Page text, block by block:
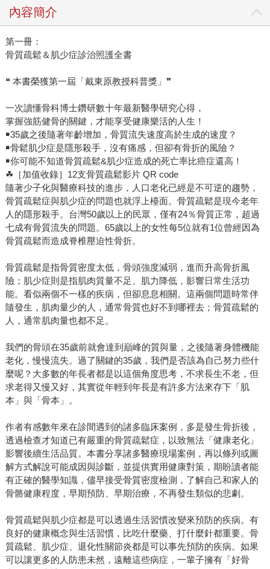
內容簡介
第一冊：
骨質疏鬆＆肌少症診治照護全書
❝ 本書榮獲第一屆「戴東原教授科普獎」❞
一次讀懂骨科博士鑽研數十年最新醫學研究心得，
掌握強筋健骨的關鍵，才能享受健康樂活的人生！
￭35歲之後隨著年齡增加，骨質流失速度高於生成的速度？
￭骨鬆肌少症是隱形殺手，沒有痛感，但卻有骨折的風險？
￭你可能不知道骨質疏鬆&肌少症造成的死亡率比癌症還高！
☘［加值收錄］12支骨質疏鬆影片 QR code
隨著少子化與醫療科技的進步，人口老化已經是不可逆的趨勢，
骨質疏鬆症與肌少症的問題也就浮上檯面。骨質疏鬆是現今老年
人的隱形殺手。台灣50歲以上的民眾，僅有24％骨質正常，超過
七成有骨質流失的問題。65歲以上的女性每5位就有1位曾經因為
骨質疏鬆而造成脊椎壓迫性骨折。
骨質疏鬆是指骨質密度太低，骨頭強度減弱，進而升高骨折風
險；肌少症則是指肌肉質量不足、肌力降低，影響日常生活功
能。看似兩個不一樣的疾病，但卻息息相關。這兩個問題時常伴
隨發生，肌肉量少的人，通常骨質也好不到哪裡去；骨質疏鬆的
人，通常肌肉量也都不足。
我們的骨頭在35歲前就會達到巔峰的質與量，之後隨著身體機能
老化，慢慢流失。過了關鍵的35歲，我們是否該為自己努力些什
麼呢？大多數的年長者都是以這個角度思考，不求長生不老，但
求老得又慢又好，其實從年輕到年長是有許多方法來存下「肌
本」與「骨本」。
作者有感數年來在診間遇到的諸多臨床案例，多是發生骨折後，
透過檢查才知道已有嚴重的骨質疏鬆症，以致無法「健康老化」
影響後續生活品質。本書分享諸多醫療現場案例，再以條列或圖
解方式解說可能成因與診斷，並提供實用健康對策，期盼讀者能
有正確的醫學知識，儘早接受骨質密度檢測，了解自己和家人的
骨骼健康程度，早期預防、早期治療，不再發生類似的悲劇。
骨質疏鬆與肌少症都是可以透過生活習慣改變來預防的疾病。有
良好的健康概念與生活習慣，比吃什麼藥、打什麼針都重要。骨
質疏鬆、肌少症、退化性關節炎都是可以事先預防的疾病。如果
可以讓更多的人防患未然，遠離這些病症，一輩子擁有「好骨